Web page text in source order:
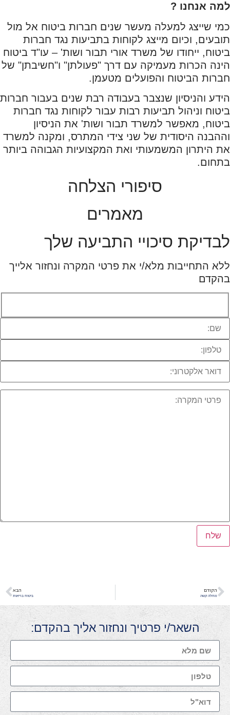
למה אנחנו ?
כמי שייצג למעלה מעשר שנים חברות ביטוח אל מול
תובעים, וכיום מייצג לקוחות בתביעות נגד חברות
ביטוח, ייחודו של משרד אורי תבור ושות' – עו"ד ביטוח
הינה הכרות מעמיקה עם דרך "פעולתן" ו"חשיבתן" של
חברות הביטוח והפועלים מטעמן.
הידע והניסיון שנצבר בעבודה רבת שנים בעבור חברות
ביטוח וניהול תביעות רבות עבור לקוחות נגד חברות
ביטוח, מאפשר למשרד תבור ושות' את הניסיון
וההבנה היסודית של שני צידי המתרס, ומקנה למשרד
את היתרון המשמעותי ואת המקצועיות הגבוהה ביותר
בתחום.
סיפורי הצלחה
מאמרים
לבדיקת סיכויי התביעה שלך
ללא התחייבות מלא/י את פרטי המקרה ונחזור אלייך
בהקדם
הקודם
מחלה קשה
הבא
ביטוח בריאות
השאר/י פרטיך ונחזור אליך בהקדם: